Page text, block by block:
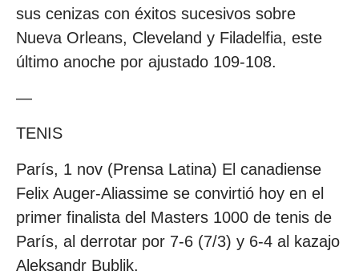
sus cenizas con éxitos sucesivos sobre
Nueva Orleans, Cleveland y Filadelfia, este
último anoche por ajustado 109-108.
—
TENIS
París, 1 nov (Prensa Latina) El canadiense
Felix Auger-Aliassime se convirtió hoy en el
primer finalista del Masters 1000 de tenis de
París, al derrotar por 7-6 (7/3) y 6-4 al kazajo
Aleksandr Bublik.